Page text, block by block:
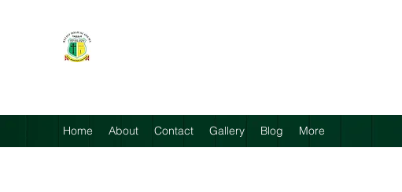
Home About Contact Gallery Blog More